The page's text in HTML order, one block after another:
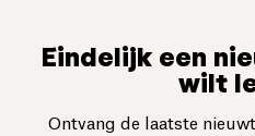
Eindelijk een
wilt
Ontvang de laatste